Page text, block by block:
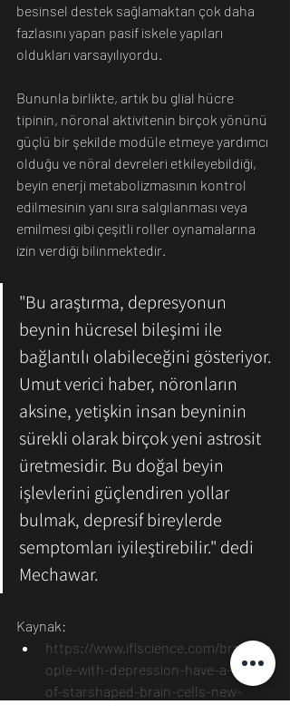
besinsel destek sağlamaktan çok daha
fazlasını yapan pasif iskele yapıları
oldukları varsayılıyordu.
Bununla birlikte, artık bu glial hücre
tipinin, nöronal aktivitenin birçok yönünü
güçlü bir şekilde modüle etmeye yardımcı
olduğu ve nöral devreleri etkileyebildiği,
beyin enerji metabolizmasının kontrol
edilmesinin yanı sıra salgılanması veya
emilmesi gibi çeşitli roller oynamalarına
izin verdiği bilinmektedir.
"Bu araştırma, depresyonun
beynin hücresel bileşimi ile
bağlantılı olabileceğini gösteriyor.
Umut verici haber, nöronların
aksine, yetişkin insan beyninin
sürekli olarak birçok yeni astrosit
üretmesidir. Bu doğal beyin
işlevlerini güçlendiren yollar
bulmak, depresif bireylerde
semptomları iyileştirebilir." dedi
Mechawar.
Kaynak:
https://www.iflscience.com/brain/pe
ople-with-depression-have-a-loss-
of-starshaped-brain-cells-new-